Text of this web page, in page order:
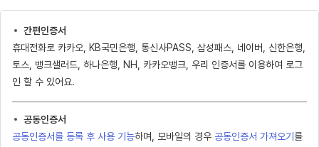
간편인증서
휴대전화로 카카오, KB국민은행, 통신사PASS, 삼성패스, 네이버, 신한은행,
토스, 뱅크샐러드, 하나은행, NH, 카카오뱅크, 우리 인증서를 이용하여 로그
인 할 수 있어요.
공동인증서
공동인증서를 등록 후 사용 기능하며, 모바일의 경우 공동인증서 가져오기 를